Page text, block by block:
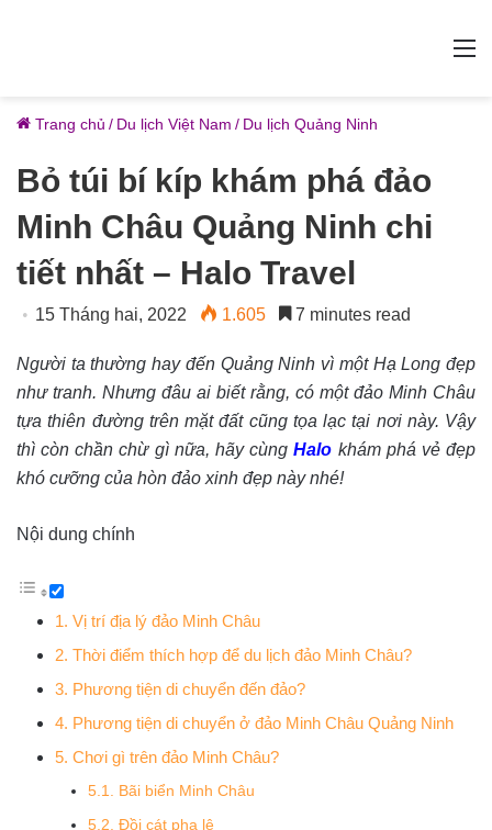
Trang chủ / Du lịch Việt Nam / Du lịch Quảng Ninh
Bỏ túi bí kíp khám phá đảo
Minh Châu Quảng Ninh chi
tiết nhất – Halo Travel
15 Tháng hai, 2022 1.605 7 minutes read
Người ta thường hay đến Quảng Ninh vì một Hạ Long đẹp
như tranh. Nhưng đâu ai biết rằng, có một đảo Minh Châu
tựa thiên đường trên mặt đất cũng tọa lạc tại nơi này. Vậy
thì còn chần chừ gì nữa, hãy cùngHalo khám phá vẻ đẹp
khó cưỡng của hòn đảo xinh đẹp này nhé!
Nội dung chính
1. Vị trí địa lý đảo Minh Châu
2. Thời điểm thích hợp để du lịch đảo Minh Châu?
3. Phương tiện di chuyển đến đảo?
4. Phương tiện di chuyển ở đảo Minh Châu Quảng Ninh
5. Chơi gì trên đảo Minh Châu?
5.1. Bãi biển Minh Châu
5.2. Đồi cát pha lê